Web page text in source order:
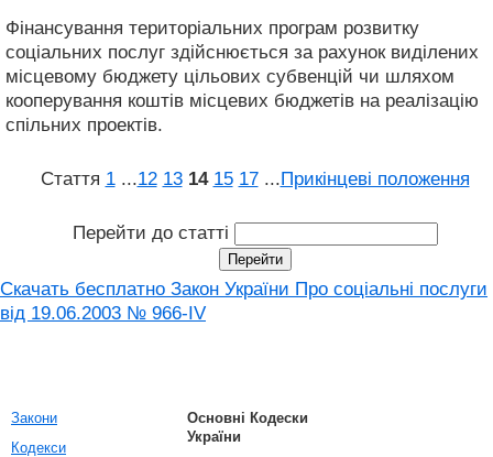
Фінансування територіальних програм розвитку
соціальних послуг здійснюється за рахунок виділених
місцевому бюджету цільових субвенцій чи шляхом
кооперування коштів місцевих бюджетів на реалізацію
спільних проектів.
Стаття 1 ...12 13 14 15 17 ...Прикінцеві положення
Перейти до статті
Скачать бесплатно Закон України Про соціальні послуги
від 19.06.2003 № 966-IV
Закони
Кодекси
Основні Кодески
України